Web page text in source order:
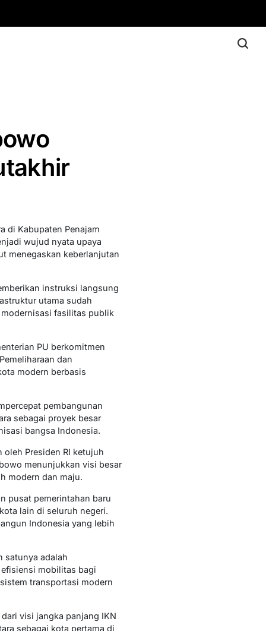
di Kabupaten Penajam
wujud nyata upaya
menegaskan keberlanjutan
instruksi langsung
utama sudah
fasilitas publik
PU berkomitmen
dan
modern berbasis
pembangunan
sebagai proyek besar
bangsa Indonesia.
Presiden RI ketujuh
menunjukkan visi besar
modern dan maju.
pusat pemerintahan baru
lain di seluruh negeri.
Indonesia yang lebih
satunya adalah
mobilitas bagi
transportasi modern
visi jangka panjang IKN
sebagai kota pertama di